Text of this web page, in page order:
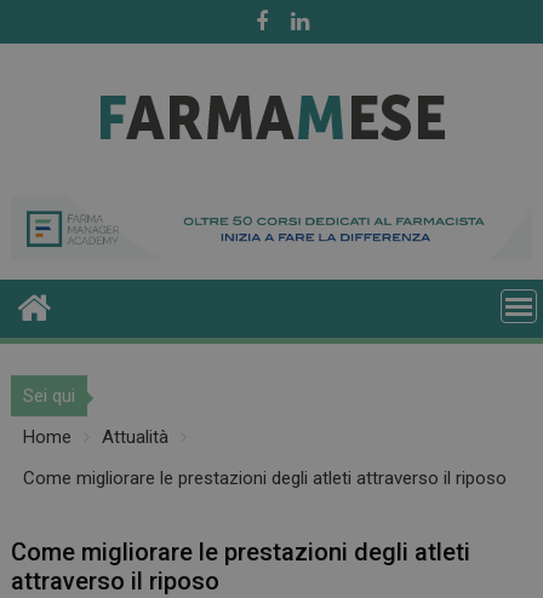
to
Sei qui
Home
Attualità
Come migliorare le prestazioni degli atleti attraverso il riposo
Come migliorare le prestazioni degli atleti
attraverso il riposo